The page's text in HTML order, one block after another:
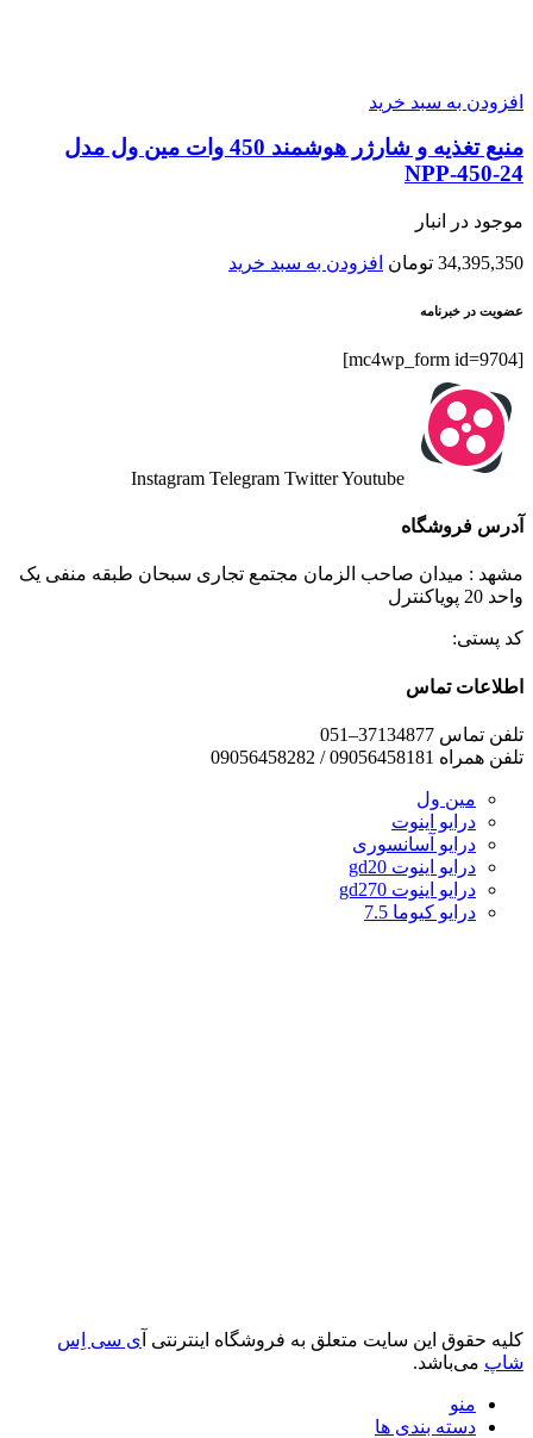
افزودن به سبد خرید
منبع تغذیه و شارژر هوشمند 450 وات مین ول مدل
NPP-450-24
موجود در انبار
34,395,350 تومان افزودن به سبد خرید
عضویت در خبرنامه
[mc4wp_form id=9704]
Instagram Telegram TwitterYoutube
آدرس فروشگاه
مشهد : میدان صاحب الزمان مجتمع تجاری سبحان طبقه منفی یک
واحد 20 پویاکنترل
کد پستی:
اطلاعات تماس
تلفن تماس 37134877–051
تلفن همراه 09056458181 / 09056458282
مین ول
درایو اینوت
درایو آسانسوری
درایو اینوت gd20
درایو اینوت gd270
درایو کیوما 7.5
کلیه حقوق این سایت متعلق به فروشگاه اینترنتی آ ی سی اِس
شاپ می‌باشد.
منو
دسته بندی ها